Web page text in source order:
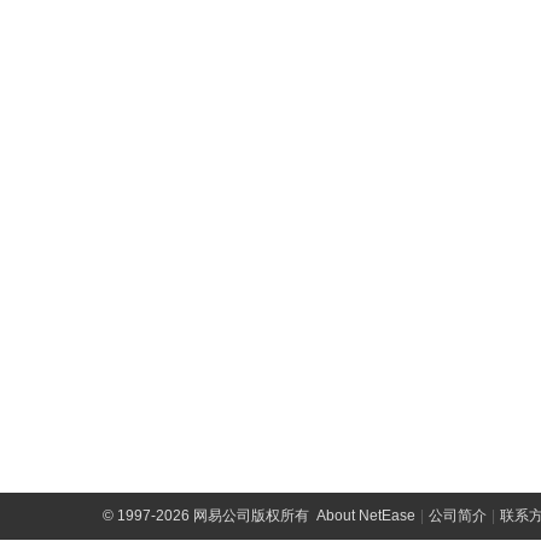
©1997-2026 网易公司版权所有 About NetEase 公司简介 联系